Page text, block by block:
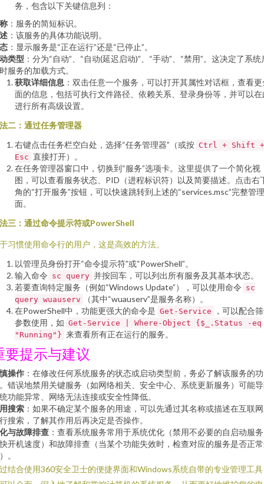
务，包含以下关键信息列：
：服务的简短标识。
：该服务的具体功能说明。
：显示服务是“正在运行”还是“已停止”。
类型 ：分为“自动”、“自动(延迟启动)”、“手动”、“禁用”。这决定了系统
服务的加载方式。
获取详细信息 ：双击任意一个服务，可以打开其属性对话框，查看更
面的信息，包括可执行文件路径、依赖关系、登录身份等，并可以在
进行所有高级设置。
二：通过任务管理器
右键点击任务栏空白处，选择“任务管理器”（或按 Ctrl + Shift +
Esc 直接打开）。
在任务管理器窗口中，切换到“服务”选项卡。这里提供了一个简化视
图，可以查看服务状态、PID（进程标识符）以及简要描述。点击右
角的“打开服务”按钮，可以快速跳转到上述的“services.msc”完整管
面。
三：通过命令提示符或PowerShell
习惯使用命令行的用户，这是高效的方法。
以管理员身份打开“命令提示符”或“PowerShell”。
输入命令 sc query 并按回车，可以列出所有服务及其基本状态。
若要查询特定服务（例如“Windows Update”），可以使用命令 sc
query wuauserv
（其中“wuauserv”是服务名称）。
在PowerShell中，功能更强大的命令是 Get-Service
，可以配合
参数使用，如 Get-Service | Where-Object {$_.Status -eq
"Running"} 来查看所有正在运行的服务。
要提示与建议
操作 ：在修改任何系统服务的状态或启动类型前，务必了解该服务的功
错误地禁用关键服务（如网络相关、安全中心、系统更新服务）可能
功能异常、网络无法连接或安全性降低。
搜索 ：如果不确定某个服务的用途，可以先通过其名称或描述在互联
搜索，了解其作用后再决定是否操作。
与故障排查 ：查看系统服务常用于系统优化（禁用不必要的自启动服
开机速度）和故障排查（当某个功能失效时，检查对应的服务是否正
。
结合使用360安全卫士的便捷界面和Windows系统自带的专业管理工